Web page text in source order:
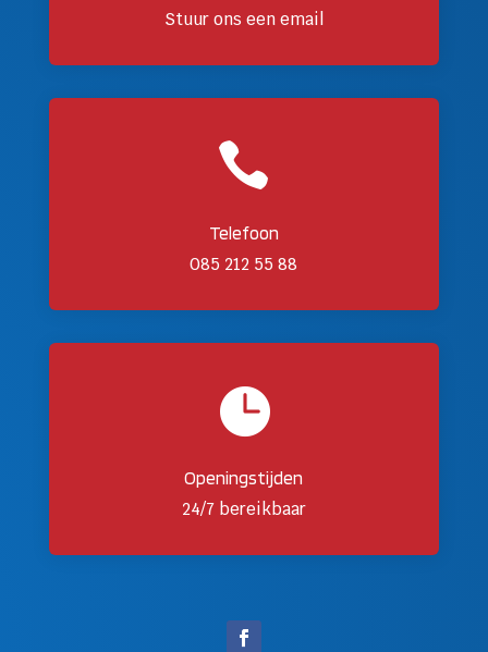
Stuur ons een email

Telefoon
085 212 55 88

Openingstijden
24/7 bereikbaar